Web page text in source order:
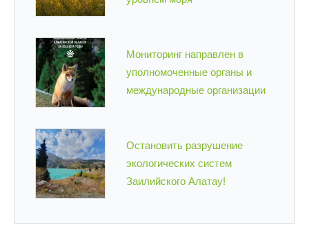
Мониторинг направлен в
уполномоченные органы и
международные организации
Остановить разрушение
экологических систем
Заилийского Алатау!